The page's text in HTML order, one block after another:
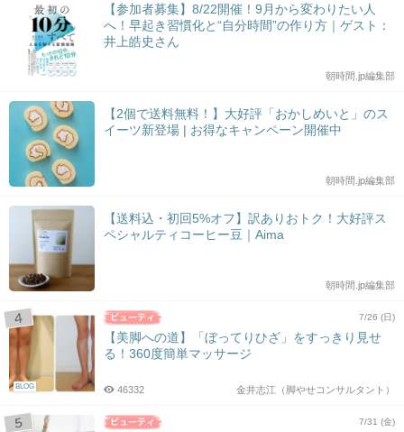
【参加者募集】8/22開催！9月から変わりたい人
へ！早起き習慣化と“自分時間”の作り方｜ゲスト：
井上皓史さん
朝時間.jp編集部
【2個で送料無料！】大好評「おかしめいと」のス
イーツ新登場 | お得なキャンペーン開催中
朝時間.jp編集部
【送料込・初回5%オフ】訳ありおトク！大好評ス
ペシャルティコーヒー豆｜Aima
朝時間.jp編集部
BLOG
7/26 (日)
【美脚への道】「ぼってりひざ」をすっきり見せ
る！360度簡単マッサージ
金井志江（脚やせコンサルタント）
46332
7/31 (金)